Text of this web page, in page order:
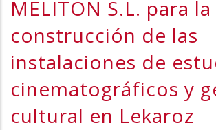
MELITON S.L. para la
construcción de las
instalaciones de
cinematográficos y
cultural en Lekaroz